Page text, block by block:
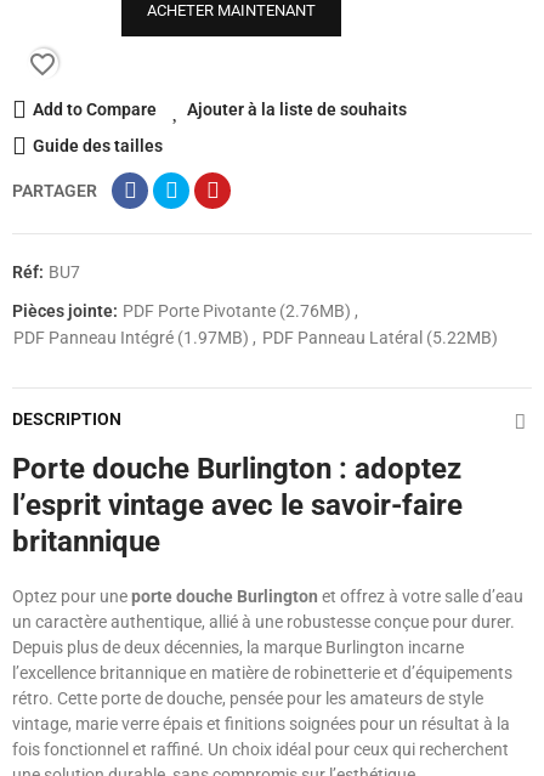
ACHETER MAINTENANT
favorite_border
Add to Compare
Ajouter à la liste de souhaits
Guide des tailles
PARTAGER
Réf: BU7
Pièces jointe: PDF Porte Pivotante (2.76MB)
PDF Panneau Intégré (1.97MB)
PDF Panneau Latéral (5.22MB)
DESCRIPTION
Porte douche Burlington : adoptez
l’esprit vintage avec le savoir-faire
britannique
Optez pour uneporte douche Burlington et offrez à votre salle d’eau
un caractère authentique, allié à une robustesse conçue pour durer.
Depuis plus de deux décennies, la marque Burlington incarne
l’excellence britannique en matière de robinetterie et d’équipements
rétro. Cette porte de douche, pensée pour les amateurs de style
vintage, marie verre épais et finitions soignées pour un résultat à la
fois fonctionnel et raffiné. Un choix idéal pour ceux qui recherchent